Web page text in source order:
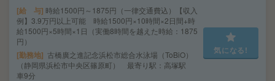
給 与 時給1500円～1875円（一律交通費込）【収入
例】3.9万円以上可能 時給1500円×10時間×2日間+時
給1500円×5時間×1日（実働8時間を越えた時給：1875
円）
勤務地
古橋廣之進記念浜松市総合水泳場（ToBiO）
（静岡県浜松市中央区篠原町） 最寄り駅：高塚駅
車9分
気になる!